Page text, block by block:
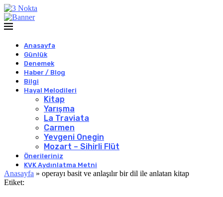
Anasayfa
Günlük
Denemek
Haber / Blog
Bilgi
Hayal Melodileri
Kitap
Yarışma
La Traviata
Carmen
Yevgeni Onegin
Mozart – Sihirli Flüt
Önerileriniz
KVK Aydınlatma Metni
Anasayfa » operayı basit ve anlaşılır bir dil ile anlatan kitap
Etiket: